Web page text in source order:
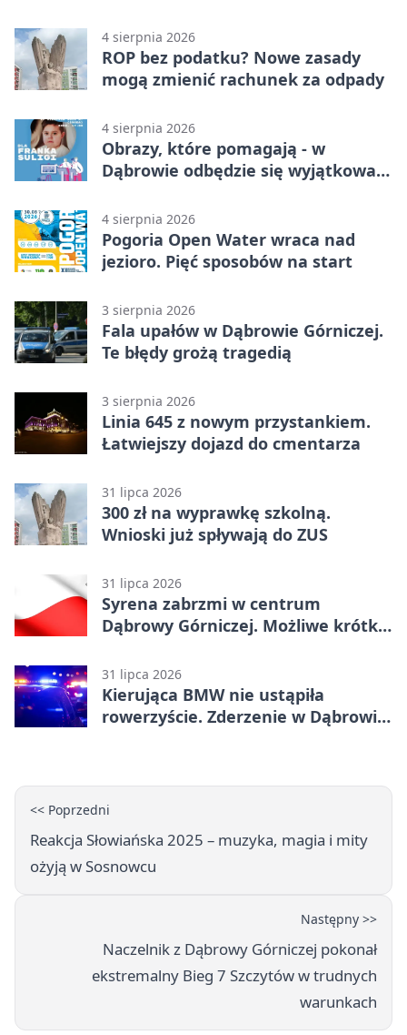
4 sierpnia 2026
ROP bez podatku? Nowe zasady
mogą zmienić rachunek za odpady
4 sierpnia 2026
Obrazy, które pomagają - w
Dąbrowie odbędzie się wyjątkowa
4 sierpnia 2026
Pogoria Open Water wraca nad
jezioro. Pięć sposobów na start
3 sierpnia 2026
Fala upałów w Dąbrowie Górniczej.
Te błędy grożą tragedią
3 sierpnia 2026
Linia 645 z nowym przystankiem.
Łatwiejszy dojazd do cmentarza
31 lipca 2026
300 zł na wyprawkę szkolną.
Wnioski już spływają do ZUS
31 lipca 2026
Syrena zabrzmi w centrum
Dąbrowy Górniczej. Możliwe krótkie
31 lipca 2026
Kierująca BMW nie ustąpiła
rowerzyście. Zderzenie w Dąbrowie
<< Poprzedni
Reakcja Słowiańska 2025 – muzyka, magia i mity
ożyją w Sosnowcu
Następny >>
Naczelnik z Dąbrowy Górniczej pokonał
ekstremalny Bieg 7 Szczytów w trudnych
warunkach